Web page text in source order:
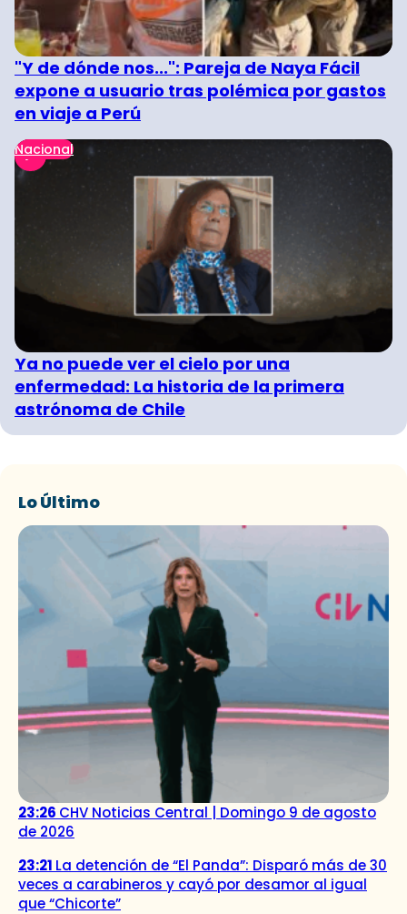
"Y de dónde nos...": Pareja de Naya Fácil
expone a usuario tras polémica por gastos
en viaje a Perú
Nacional
Ya no puede ver el cielo por una
enfermedad: La historia de la primera
astrónoma de Chile
Lo Último
23:26 CHV Noticias Central | Domingo 9 de agosto
de 2026
23:21 La detención de “El Panda”: Disparó más de 30
veces a carabineros y cayó por desamor al igual
que “Chicorte”